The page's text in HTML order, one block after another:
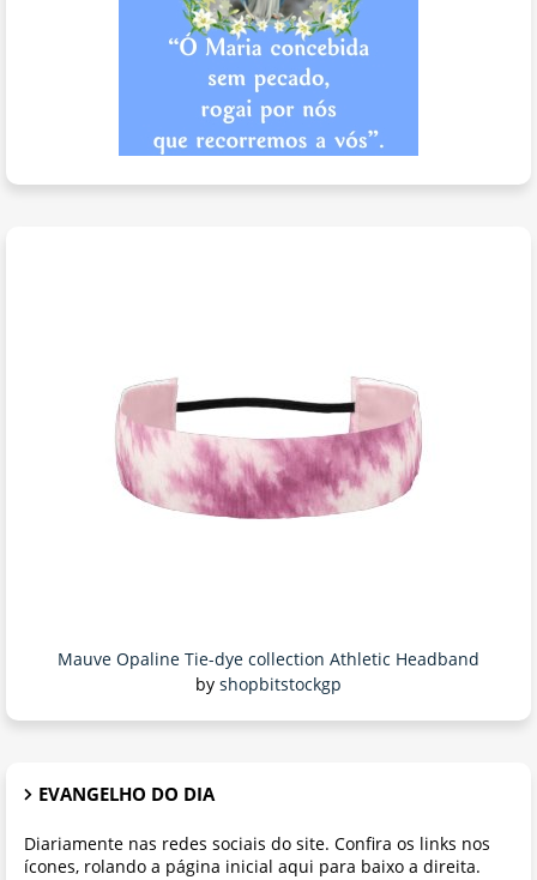
Mauve Opaline Tie-dye collection Athletic Headband
by shopbitstockgp
EVANGELHO DO DIA
Diariamente nas redes sociais do site. Confira os links nos
ícones, rolando a página inicial aqui para baixo a direita.